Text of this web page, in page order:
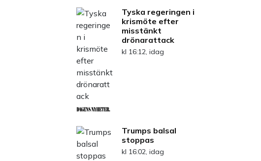
Tyska regeringen i
krismöte efter
misstänkt
drönarattack
kl 16:12, idag
Trumps balsal
stoppas
kl 16:02, idag